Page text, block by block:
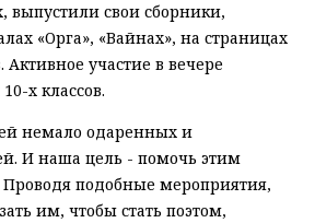
выпустили свои сборники,
«Орга», «Вайнах», на страницах
Активное участие в вечере
х классов.
немало одаренных и
И наша цель - помочь этим
Проводя подобные мероприятия,
им, чтобы стать поэтом,